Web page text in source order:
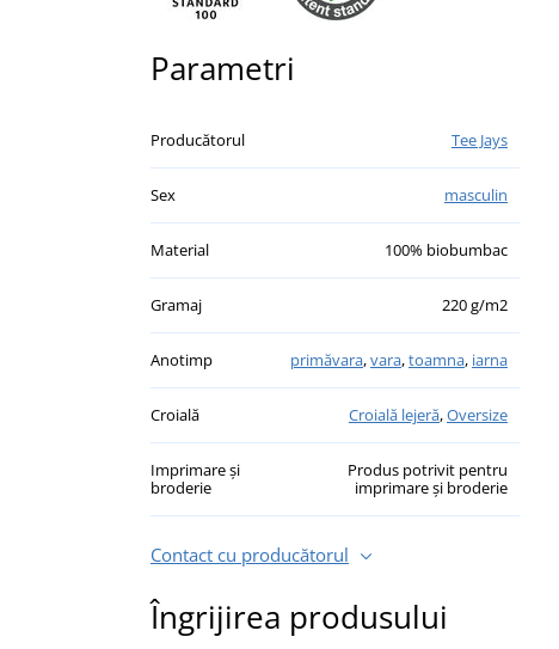
Parametri
Producătorul Tee Jays
Sex masculin
Material 100% biobumbac
Gramaj 220 g/m2
Anotimp primăvara,vara,toamna, iarna
Croială Croială lejeră,Oversize
Imprimare și
broderie
Produs potrivit pentru
imprimare și broderie
Contact cu producătorul
Îngrijirea produsului